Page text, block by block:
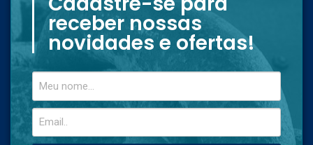
receber nossas
novidades e ofertas!